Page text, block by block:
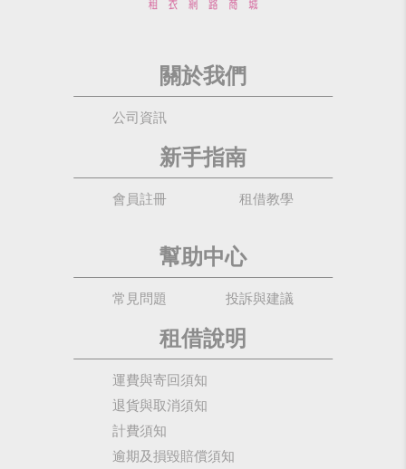
關於我們
公司資訊
新手指南
會員註冊 租借教學
幫助中心
常見問題 投訴與建議
租借說明
運費與寄回須知
退貨與取消須知
計費須知
逾期及損毀賠償須知